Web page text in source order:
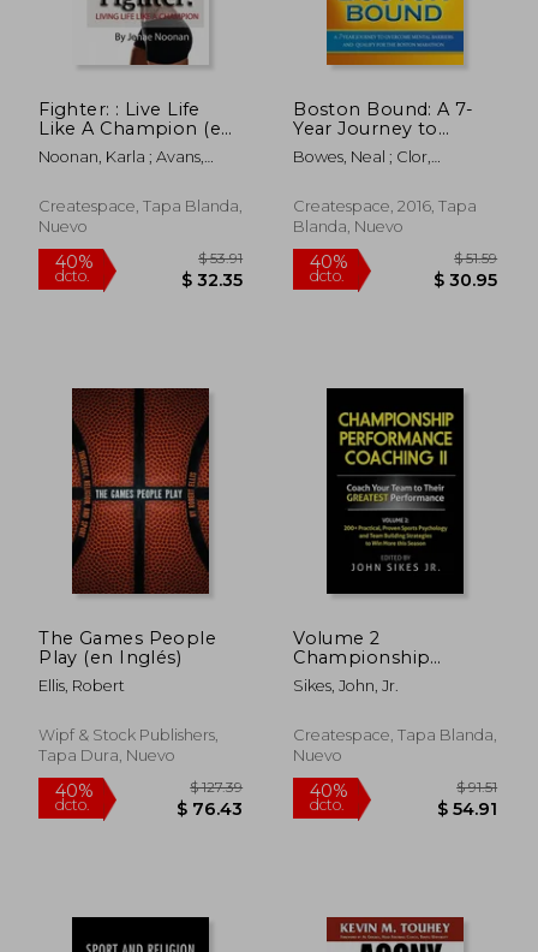
40% $ 283.39 40%
40%
dcto.
45%
dcto.
Fighter: : Live Life
Like A Champion (en
Inglés)
Noonan, Karla ; Avans,
Createspace, Tapa Blanda,
Nuevo
Boston Bound: A 7-
Year Journey to
Overcome Mental
Barriers and Qualify
Marathon (en Inglés)
Bowes, Neal ; Clor,
Createspace, 2016, Tapa
Blanda, Nuevo
The Games People
Play (en Inglés)
Ellis, Robert
Wipf & Stock Publishers,
Tapa Dura, Nuevo
Volume 2
Championship
Performance
Coaching: 101
Sports Psychology
and Team Building
Your Dream Season
(en Inglés)
Sikes, John, Jr.
Createspace, Tapa Blanda,
Nuevo